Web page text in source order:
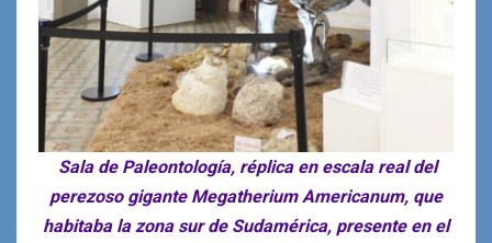
Sala de Paleontología, réplica en escala real del
perezoso gigante Megatherium Americanum, que
habitaba la zona sur de Sudamérica, presente en el